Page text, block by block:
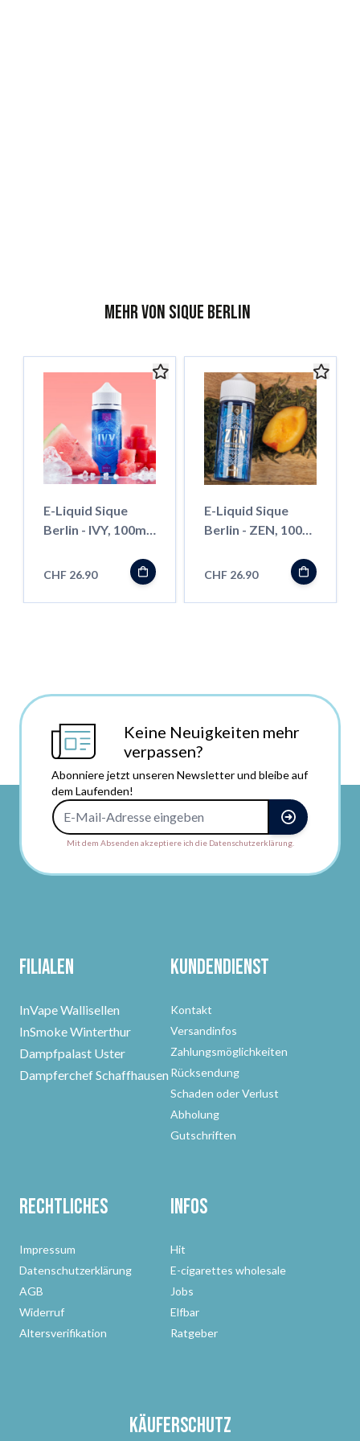
Mehr von Sique Berlin
E-Liquid Sique
Berlin - IVY, 100ml
CHF 26.90
E-Liquid Sique
Berlin - ZEN, 100ml
CHF 26.90
Keine Neuigkeiten mehr
verpassen?
Abonniere jetzt unseren Newsletter und bleibe auf
dem Laufenden!
Mit dem Absenden akzeptiere ich die Datenschutzerklärung.
Filialen
InVape Wallisellen
InSmoke Winterthur
Dampfpalast Uster
Dampferchef Schaffhausen
Kundendienst
Kontakt
Versandinfos
Zahlungsmöglichkeiten
Rücksendung
Schaden oder Verlust
Abholung
Gutschriften
Rechtliches
Impressum
Datenschutzerklärung
AGB
Widerruf
Altersverifikation
Infos
Hit
E-cigarettes wholesale
Jobs
Elfbar
Ratgeber
Käuferschutz